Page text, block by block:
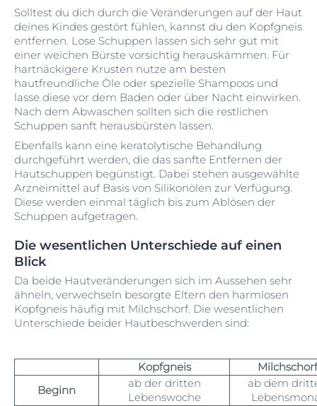
Solltest du dich durch die Veränderungen auf der Haut
deines Kindes gestört fühlen, kannst du den Kopfgneis
entfernen. Lose Schuppen lassen sich sehr gut mit
einer weichen Bürste vorsichtig herauskämmen. Für
hartnäckigere Krusten nutze am besten
hautfreundliche Öle oder spezielle Shampoos und
lasse diese vor dem Baden oder über Nacht einwirken.
Nach dem Abwaschen sollten sich die restlichen
Schuppen sanft herausbürsten lassen.
Ebenfalls kann eine keratolytische Behandlung
durchgeführt werden, die das sanfte Entfernen der
Hautschuppen begünstigt. Dabei stehen ausgewählte
Arzneimittel auf Basis von Silikonölen zur Verfügung.
Diese werden einmal täglich bis zum Ablösen der
Schuppen aufgetragen.
Die wesentlichen Unterschiede auf einen
Blick
Da beide Hautveränderungen sich im Aussehen sehr
ähneln, verwechseln besorgte Eltern den harmlosen
Kopfgneis häufig mit Milchschorf. Die wesentlichen
Unterschiede beider Hautbeschwerden sind:
Kopfgneis
Milchschorf
Beginn
ab der dritten
Lebenswoche
ab dem